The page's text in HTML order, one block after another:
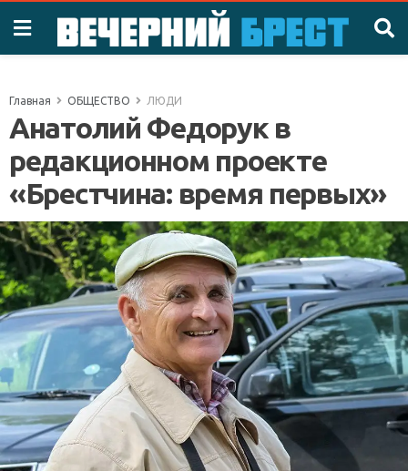
Главная ОБЩЕСТВО ЛЮДИ
Анатолий Федорук в
редакционном проекте
«Брестчина: время первых»